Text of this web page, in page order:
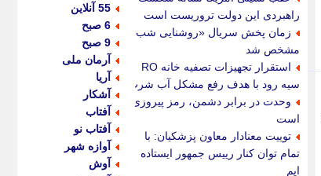
راهبردی این دولت تروریست است
زمان پخش سریال «روشنایی شب»
مشخص شد
استقرار تجهیزات تصفیه خانه RO
سیه رود با هدف رفع مشکل آب شرب
وحدت در برابر دشمن، رمز پیروزی
است
توییت معنادار معاون پزشکیان: با
تمام توان کنار رییس جمهور ایستاده
ایم
55 آنلاین
6 صبح
9 صبح
آرمان ملی
آریا
آشکار
آفتاب
آفتاب نو
آوازه شهر
آوش